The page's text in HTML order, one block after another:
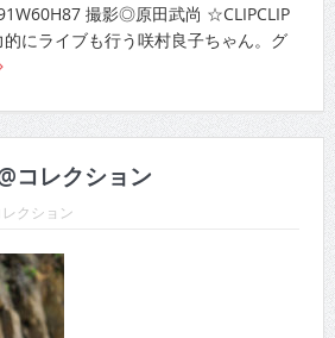
にライブも行う咲村良子ちゃん。グ
レクション